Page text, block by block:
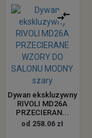
Dywan ekskluzywny
RIVOLI MD26A
PRZECIERAN...
od 258.06 zł